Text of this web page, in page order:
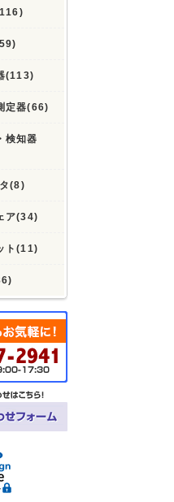
(113)
定器(66)
検知器
(8)
ア(34)
ト(11)